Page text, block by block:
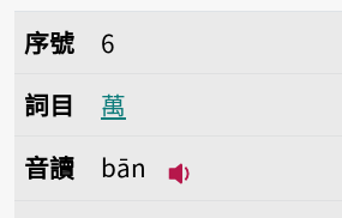
序號6萬
序號
6
詞目
萬
音讀
bān